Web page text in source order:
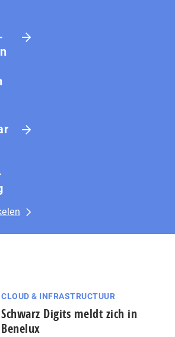
CLOUD & INFRASTRUCTUUR
Schwarz Digits meldt zich in
Benelux